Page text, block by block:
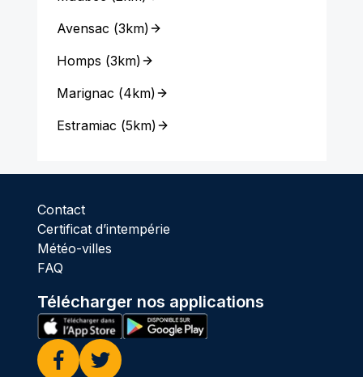
Avensac (3km)
Homps (3km)
Marignac (4km)
Estramiac (5km)
Contact
Certificat d’intempérie
Météo-villes
FAQ
Télécharger nos applications